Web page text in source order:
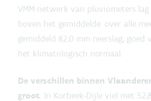
VMM-netwerk van pluviometers lag
boven het gemiddelde: over alle
gemiddeld 82,0 mm neerslag, goed
het klimatologisch normaal.
De verschillen binnen
groot. In Korbeek-Dijle viel met